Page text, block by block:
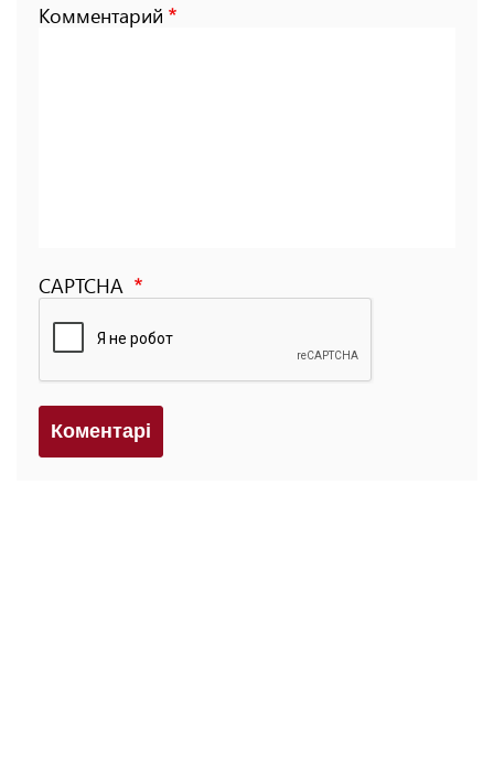
Комментарий
CAPTCHA
Коментарi